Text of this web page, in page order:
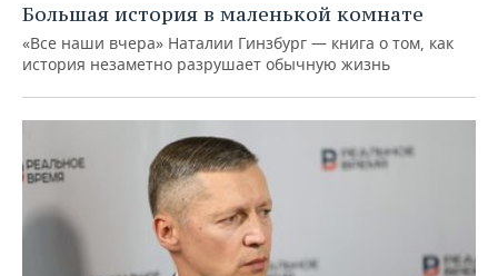
Большая история в маленькой комнате
«Все наши вчера» Наталии Гинзбург — книга о том, как
история незаметно разрушает обычную жизнь